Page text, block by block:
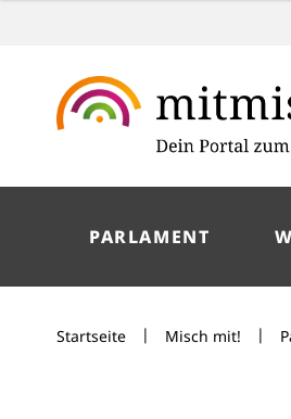
PARLAMENT
Startseite | Misch mit! |